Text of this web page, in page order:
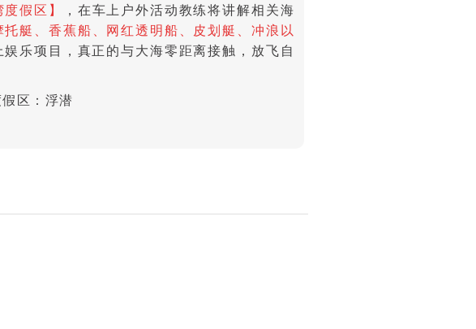
度假区】
，在车上户外活动教练将讲解相关海
艇、香蕉船、网红透明船、皮划艇、冲浪以
乐项目，真正的与大海零距离接触，放飞自